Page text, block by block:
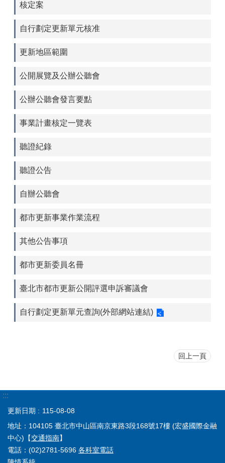
核定案
自行劃定更新單元核准
更新地區範圍
公開展覽及公辦公聽會
公辦公聽會發言要點
事業計畫核定一覽表
聽證紀錄
聽證公告
自辦公聽會
都市更新事業作業流程
其他公告事項
都市更新委員名冊
臺北市都市更新公開評選申訴審議會
自行劃定更新單元查詢(外部網站連結)
回上一頁
:::
更新日期
115-08-08
地址：104105 臺北市中山區南京東路3段168號17樓 (宏盛國際金融
中心)【交通指南】
電話：(02)2781-5696 各科室電話